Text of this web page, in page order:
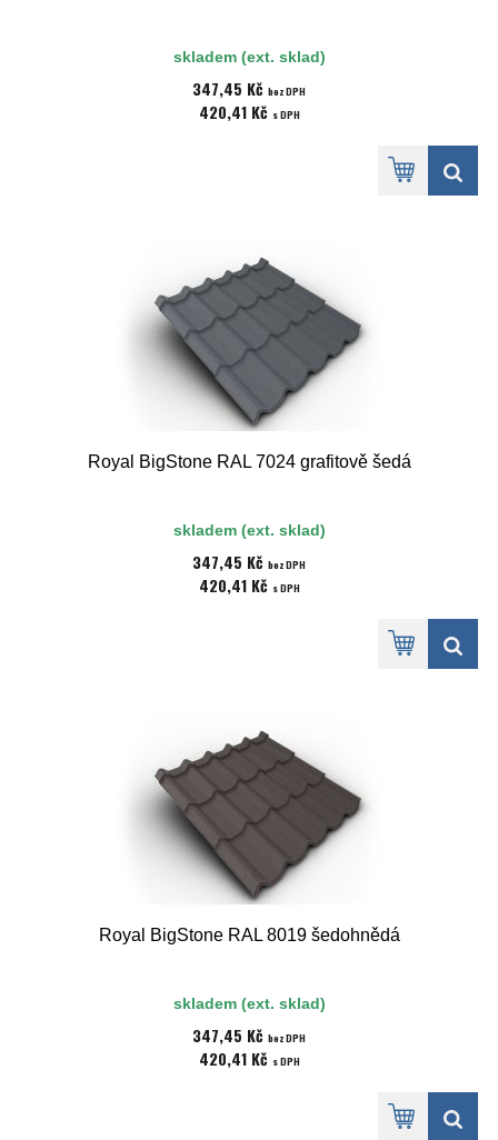
skladem (ext. sklad)
347,45 Kč bez DPH
420,41 Kč s DPH
Royal BigStone RAL 7024 grafitově šedá
skladem (ext. sklad)
347,45 Kč bez DPH
420,41 Kč s DPH
Royal BigStone RAL 8019 šedohnědá
skladem (ext. sklad)
347,45 Kč bez DPH
420,41 Kč s DPH